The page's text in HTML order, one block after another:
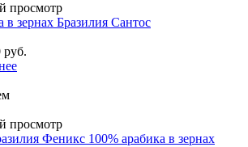
просмотр
в зернах Бразилия Сантос
руб.
просмотр
Феникс 100% арабика в зернах